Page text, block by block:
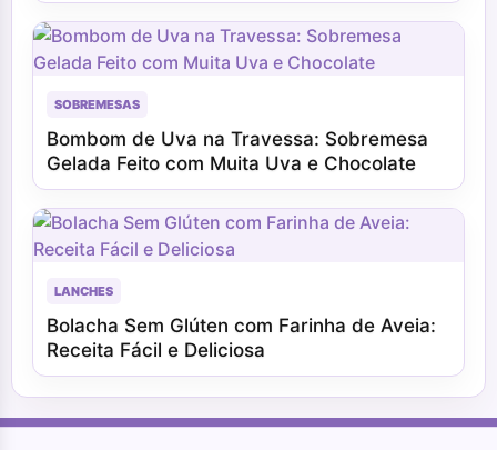
SOBREMESAS
Bombom de Uva na Travessa: Sobremesa
Gelada Feito com Muita Uva e Chocolate
LANCHES
Bolacha Sem Glúten com Farinha de Aveia:
Receita Fácil e Deliciosa